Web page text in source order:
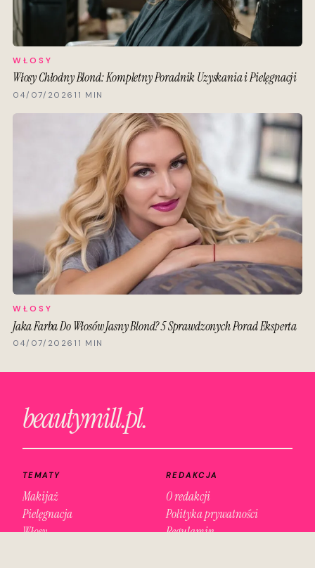
WŁOSY
Włosy Chłodny Blond: Kompletny Poradnik Uzyskania i Pielęgnacji
04/07/2026 11 MIN
WŁOSY
Jaka Farba Do Włosów Jasny Blond? 5 Sprawdzonych Porad Eksperta
04/07/2026 11 MIN
beautymill.pl.
TEMATY
Makijaż
Pielęgnacja
Włosy
REDAKCJA
O redakcji
Polityka prywatności
Regulamin